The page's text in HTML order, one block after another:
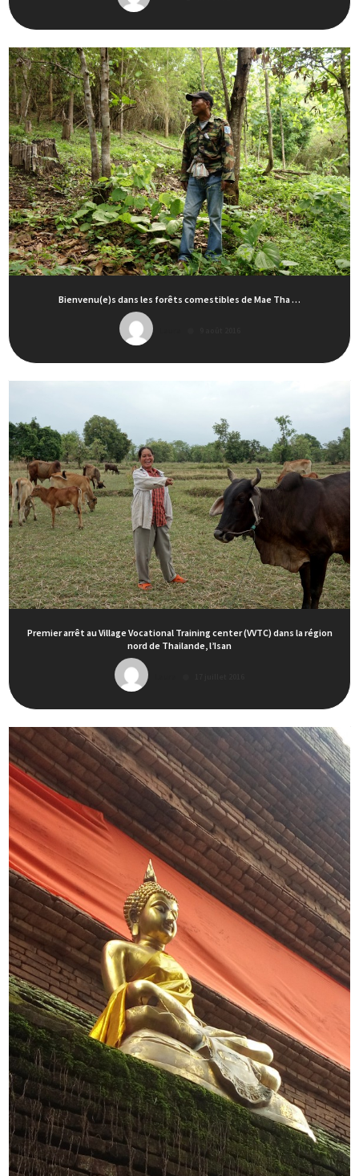
Bienvenu(e)s dans les forêts comestibles de Mae Tha …
Premier arrêt au Village Vocational Training center (VVTC) dans la région
nord de Thailande, l’Isan